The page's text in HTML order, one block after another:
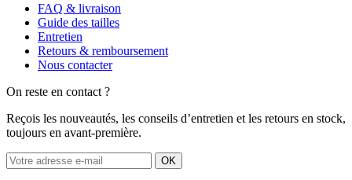
FAQ & livraison
Guide des tailles
Entretien
Retours & remboursement
Nous contacter
On reste en contact ?
Reçois les nouveautés, les conseils d’entretien et les retours en stock,
toujours en avant-première.
OK